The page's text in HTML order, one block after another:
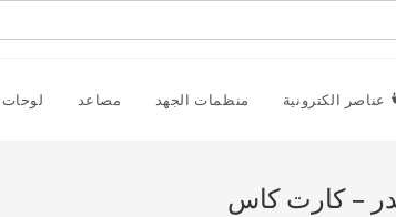
عناصر الكترونية منظمات الجهد مصاعد